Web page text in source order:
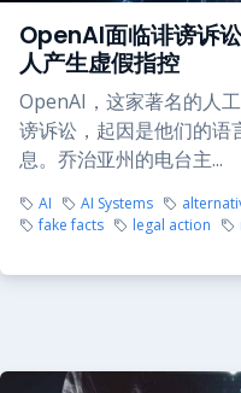
OpenAI面临诽谤诉
人产生虚假指控
OpenAI，这家著名的人
谤诉讼，起因是他们的语
息。乔治亚州的电台主...
AI AI Systems
fake facts
legal action